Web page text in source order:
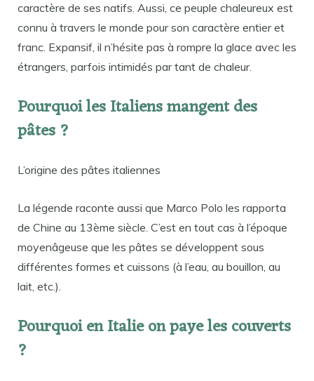
caractère de ses natifs. Aussi, ce peuple chaleureux est
connu à travers le monde pour son caractère entier et
franc. Expansif, il n’hésite pas à rompre la glace avec les
étrangers, parfois intimidés par tant de chaleur.
Pourquoi les Italiens mangent des
pâtes ?
L’origine des pâtes italiennes
La légende raconte aussi que Marco Polo les rapporta
de Chine au 13ème siècle. C’est en tout cas à l’époque
moyenâgeuse que les pâtes se développent sous
différentes formes et cuissons (à l’eau, au bouillon, au
lait, etc.).
Pourquoi en Italie on paye les couverts
?